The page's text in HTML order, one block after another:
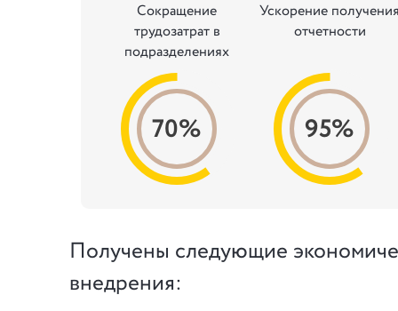
Сокращение
трудозатрат в
подразделениях
70%
Ускорение
отчетности
95%
Получены следующие
внедрения: